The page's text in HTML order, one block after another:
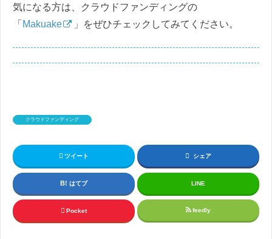
気になる方は、クラウドファンディングの
「 Makuake 」をぜひチェックしてみてください。
クラウドファンディング
ツイート シェア
はてブ LINE
Pocket feedly